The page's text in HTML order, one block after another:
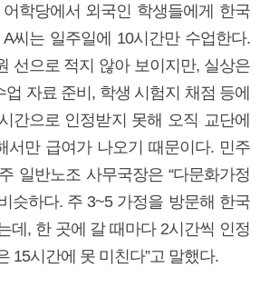
학당에서 외국인 학생들에게 한국
씨는 일주일에 10시간만 수업한다.
선으로 적지 않아 보이지만, 실상은
업 자료 준비, 학생 시험지 채점 등에
간으로 인정받지 못해 오직 교단에
서만 급여가 나오기 때문이다. 민주
일반노조 사무국장은 “다문화가정
슷하다. 주 3~5 가정을 방문해 한국
데, 한 곳에 갈 때마다 2시간씩 인정
15시간에 못 미친다”고 말했다.